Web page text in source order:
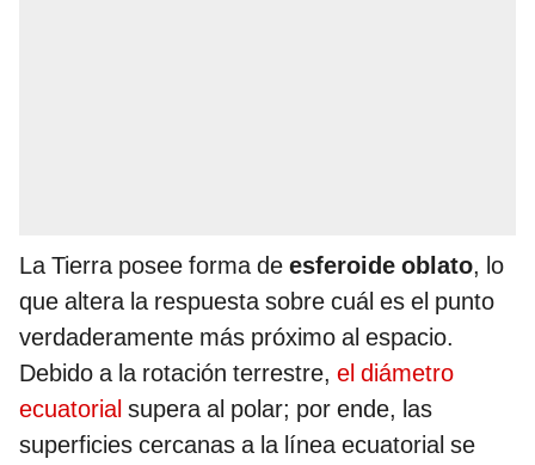
La Tierra posee forma de esferoide oblato, lo
que altera la respuesta sobre cuál es el punto
verdaderamente más próximo al espacio.
Debido a la rotación terrestre, el diámetro
ecuatorial supera al polar; por ende, las
superficies cercanas a la línea ecuatorial se